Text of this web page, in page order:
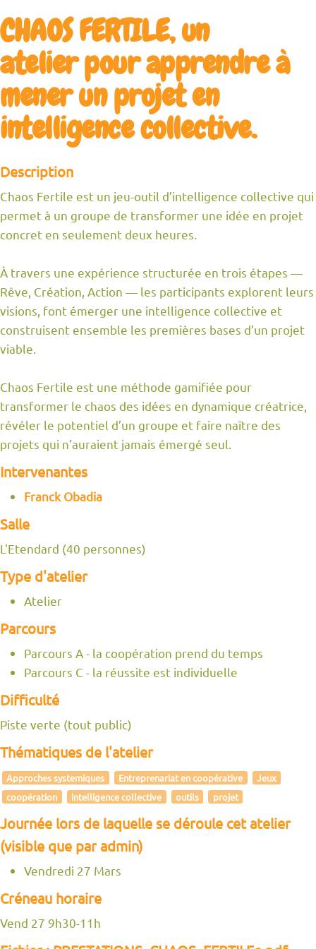
CHAOS FERTILE, un
atelier pour apprendre à
mener un projet en
intelligence collective.
Description
Chaos Fertile est un jeu-outil d’intelligence collective qui
permet à un groupe de transformer une idée en projet
concret en seulement deux heures.
À travers une expérience structurée en trois étapes —
Rêve, Création, Action — les participants explorent leurs
visions, font émerger une intelligence collective et
construisent ensemble les premières bases d’un projet
viable.
Chaos Fertile est une méthode gamifiée pour
transformer le chaos des idées en dynamique créatrice,
révéler le potentiel d’un groupe et faire naître des
projets qui n’auraient jamais émergé seul.
Intervenantes
Franck Obadia
Salle
L'Etendard (40 personnes)
Type d'atelier
Atelier
Parcours
Parcours A - la coopération prend du temps
Parcours C - la réussite est individuelle
Difficulté
Piste verte (tout public)
Thématiques de l'atelier
Approches systemiques Entreprenariat en coopérative
Jeux
coopération
intelligence collective outils projet
Journée lors de laquelle se déroule cet atelier
(visible que par admin)
Vendredi 27 Mars
Créneau horaire
Vend 27 9h30-11h